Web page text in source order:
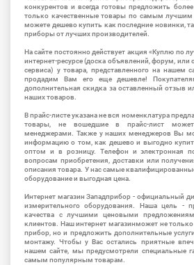
конкурентов и всегда готовы предложить
только качественные товары по самым
можете дешево купить как последние новинки,
приборы от лучших производителей.
На сайте постоянно действует акция «Куплю по
интернет-ресурсе (доска объявлений, форум, или
сервиса) у товара, представленного на нашем
продадим Вам его еще дешевле!
дополнительная скидка за оставленный отзыв
наших товаров.
В прайс-листе указана не вся номенклатура
товары, не вошедшие в прайс-лист
менеджерами. Также у наших менеджеров Вы
информацию о том, как дешево и выгодно
оптом и в розницу. Телефон и электронная
вопросам приобретения, доставки или
описания товара. У нас самые
оборудование и выгодная цена.
Интернет магазин Западприбор - официальный
измерительного оборудования. Наша цель -
качества с лучшими ценовыми
клиентов. Наш интернет магазинможет не
прибор, но и предложить дополнительные
монтажу. Чтобы у Вас остались приятные
нашем сайте, мы предусмотрели специальные
самым популярным товарам.